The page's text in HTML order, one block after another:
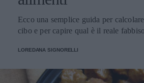
Ecco una semplice guida per
cibo e per capire qual è il reale
LOREDANA SIGNORELLI